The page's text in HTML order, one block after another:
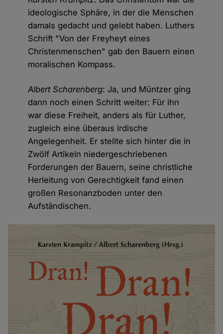
ideologische Sphäre, in der die Menschen
damals gedacht und gelebt haben. Luthers
Schrift "Von der Freyheyt eines
Christenmenschen" gab den Bauern einen
moralischen Kompass.
Albert Scharenberg: Ja, und Müntzer ging
dann noch einen Schritt weiter: Für ihn
war diese Freiheit, anders als für Luther,
zugleich eine überaus irdische
Angelegenheit. Er stellte sich hinter die in
Zwölf Artikeln niedergeschriebenen
Forderungen der Bauern, seine christliche
Herleitung von Gerechtigkeit fand einen
großen Resonanzboden unter den
Aufständischen.